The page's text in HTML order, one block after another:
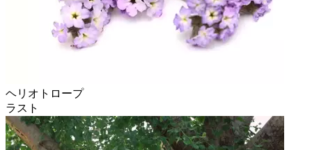
ヘリオトロープ
ラスト